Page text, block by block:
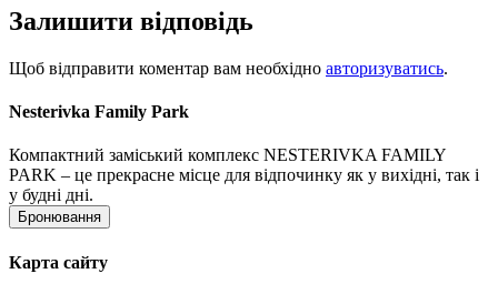
Залишити відповідь
Щоб відправити коментар вам необхідно авторизуватись.
Nesterivka Family Park
Компактний заміський комплекс NESTERIVKA FAMILY
PARK – це прекрасне місце для відпочинку як у вихідні, так і
у будні дні.
Бронювання
Карта сайту